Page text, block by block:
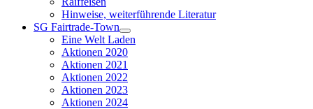
Hinweise, weiterführende Literatur
SG Fairtrade-Town
Eine Welt Laden
Aktionen 2020
Aktionen 2021
Aktionen 2022
Aktionen 2023
Aktionen 2024